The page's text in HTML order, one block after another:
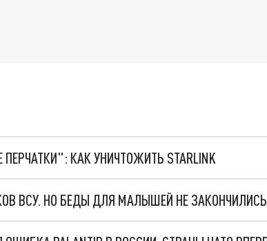
КАК УНИЧТОЖИТЬ STARLINK
ВСУ. НО БЕДЫ ДЛЯ МАЛЫШЕЙ НЕ ЗАКОНЧИЛИСЬ